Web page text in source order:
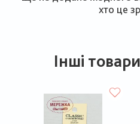
хто це
Інші